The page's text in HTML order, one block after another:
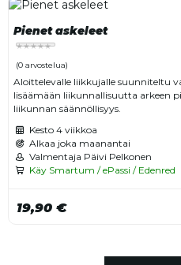
Pienet askeleet
(0 arvostelua)
Aloittelevalle liikkujalle suunniteltu
lisäämään liikunnallisuutta arkeen
liikunnan säännöllisyys.
Kesto 4 viikkoa
Alkaa joka maanantai
Valmentaja Päivi Pelkonen
Käy Smartum / ePassi / Edenred
19,90 €